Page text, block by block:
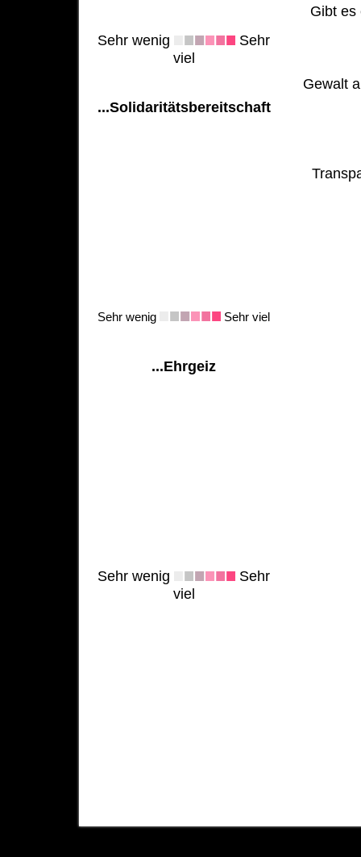
Sehr wenig
Sehr
viel
...Solidaritätsbereitschaft
Sehr wenig Sehr viel
...Ehrgeiz
Sehr wenig
Sehr
viel
Gibt es
Gewalt